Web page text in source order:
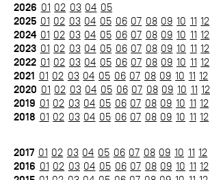
2026 01 02 03 04 05
2025 01 02 03 04 05 06 07 08 09 10 11 12
2024 01 02 03 04 05 06 07 08 09 10 11 12
2023 01 02 03 04 05 06 07 08 09 10 11 12
2022 01 02 03 04 05 06 07 08 09 10 11 12
2021 01 02 03 04 05 06 07 08 09 10 11 12
2020 01 02 03 04 05 06 07 08 09 10 11 12
2019 01 02 03 04 05 06 07 08 09 10 11 12
2018 01 02 03 04 05 06 07 08 09 10 11 12
2017 01 02 03 04 05 06 07 08 09 10 11 12
2016 01 02 03 04 05 06 07 08 09 10 11 12